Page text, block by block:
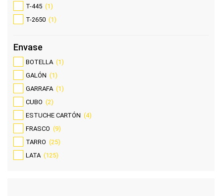
T-445 (1)
T-2650 (1)
Envase
BOTELLA (1)
GALÓN (1)
GARRAFA (1)
CUBO (2)
ESTUCHE CARTÓN (4)
FRASCO (9)
TARRO (25)
LATA (125)